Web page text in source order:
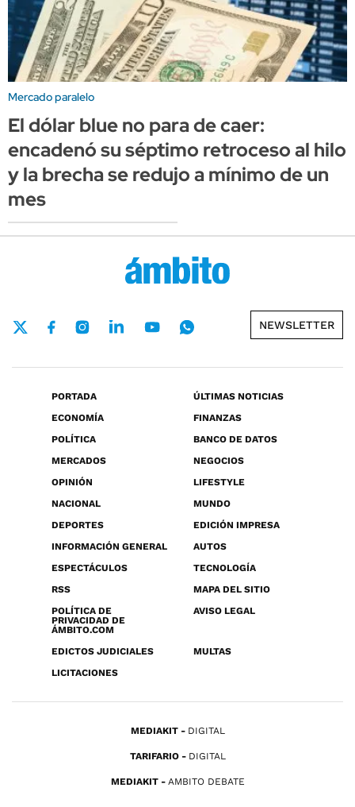
Mercado paralelo
El dólar blue no para de caer:
encadenó su séptimo retroceso al hilo
y la brecha se redujo a mínimo de un
mes
NEWSLETTER
PORTADA
ÚLTIMAS NOTICIAS
ECONOMÍA
FINANZAS
POLÍTICA
BANCO DE DATOS
MERCADOS
NEGOCIOS
OPINIÓN
LIFESTYLE
NACIONAL
MUNDO
DEPORTES
EDICIÓN IMPRESA
INFORMACIÓN GENERAL
AUTOS
ESPECTÁCULOS
TECNOLOGÍA
RSS
MAPA DEL SITIO
POLÍTICA DE
PRIVACIDAD DE
ÁMBITO.COM
AVISO LEGAL
EDICTOS JUDICIALES
MULTAS
LICITACIONES
MEDIAKIT DIGITAL
TARIFARIO DIGITAL
MEDIAKIT AMBITO DEBATE